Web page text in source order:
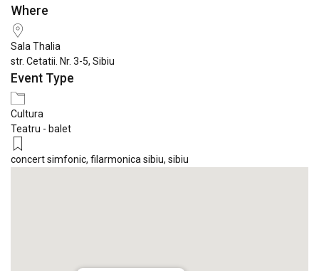
Download ICS
Where
Sala Thalia
str. Cetatii. Nr. 3-5, Sibiu
Event Type
Cultura
Teatru - balet
concert simfonic, filarmonica sibiu, sibiu